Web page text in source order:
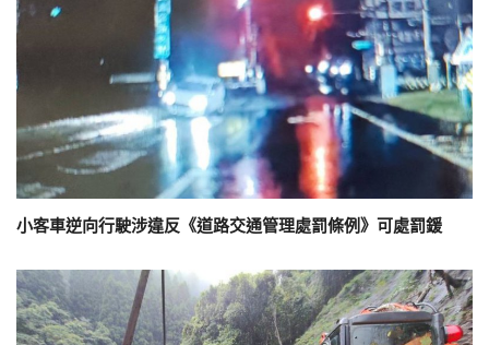
小客車逆向行駛涉違反《道路交通管理處罰條例》可處罰鍰